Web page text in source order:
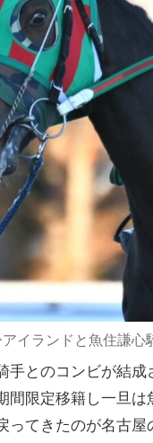
アイランドと魚住謙
とのコンビが結
限定移籍し一旦
ってきたのが名古